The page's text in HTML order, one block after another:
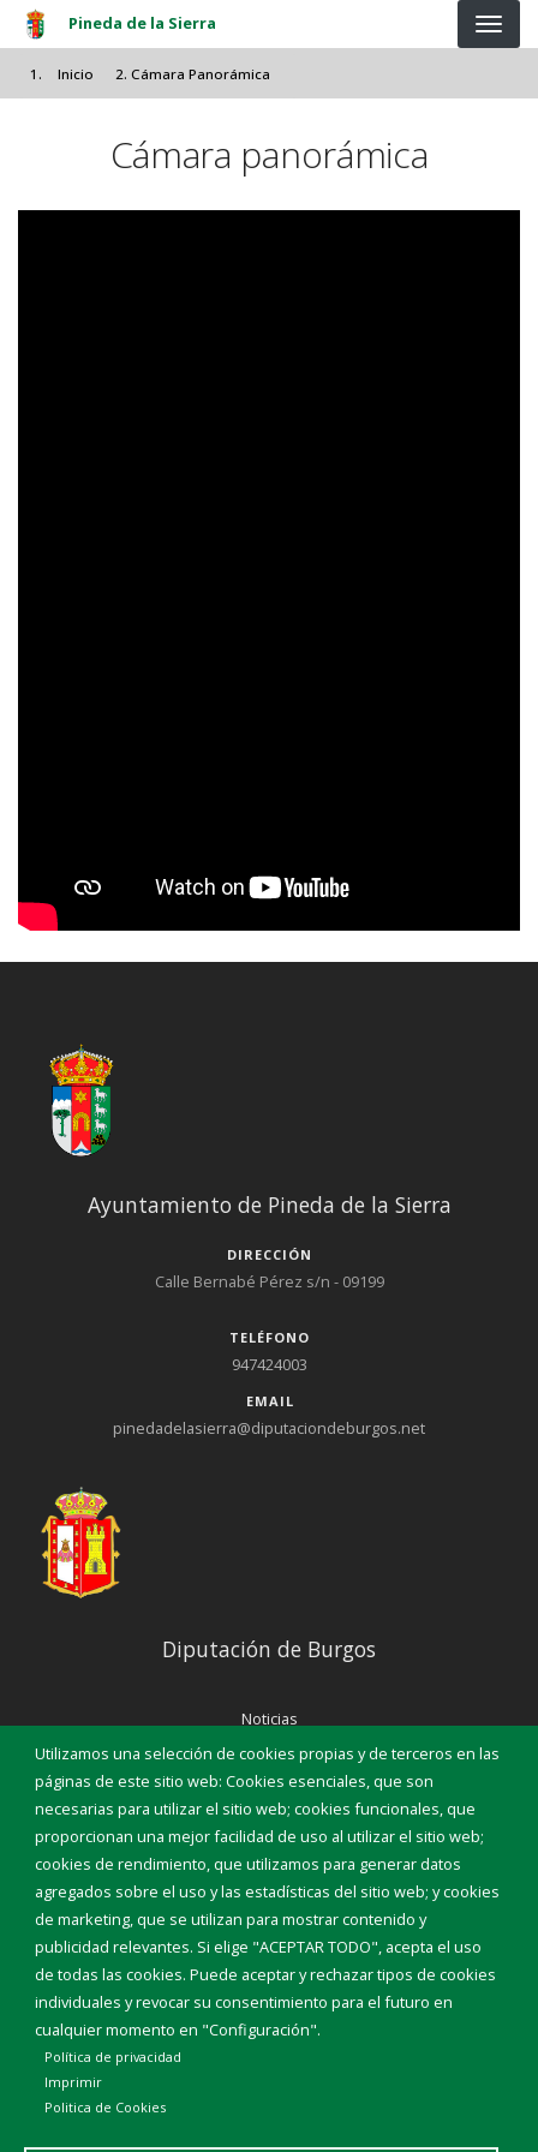
Pasar al contenido principal
Pineda de la Sierra
Inicio Cámara Panorámica
Cámara panorámica
Utilizamos una selección de cookies propias y de terceros en las
páginas de este sitio web: Cookies esenciales, que son
necesarias para utilizar el sitio web; cookies funcionales, que
proporcionan una mejor facilidad de uso al utilizar el sitio web;
cookies de rendimiento, que utilizamos para generar datos
agregados sobre el uso y las estadísticas del sitio web; y cookies
de marketing, que se utilizan para mostrar contenido y
publicidad relevantes. Si elige "ACEPTAR TODO", acepta el uso
de todas las cookies. Puede aceptar y rechazar tipos de cookies
individuales y revocar su consentimiento para el futuro en
cualquier momento en "Configuración".
Política de privacidad
Imprimir
Politica de Cookies
Ayuntamiento de Pineda de la Sierra
DIRECCIÓN
Calle Bernabé Pérez s/n - 09199
TELÉFONO
947424003
EMAIL
pinedadelasierra@diputaciondeburgos.net
Diputación de Burgos
Noticias
Eventos
Corporación Municipal
Teléfonos de interés
INICIAR SESIÓN
MAPA WEB